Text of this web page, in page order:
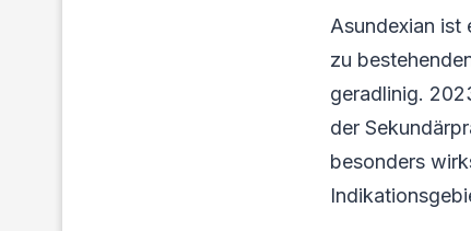
Asundexian ist
zu
geradlinig.
der
besonders